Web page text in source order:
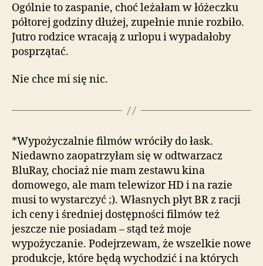
Ogólnie to zaspanie, choć leżałam w łóżeczku
półtorej godziny dłużej, zupełnie mnie rozbiło.
Jutro rodzice wracają z urlopu i wypadałoby
posprzątać.
Nie chce mi się nic.
*Wypożyczalnie filmów wróciły do łask.
Niedawno zaopatrzyłam się w odtwarzacz
BluRay, chociaż nie mam zestawu kina
domowego, ale mam telewizor HD i na razie
musi to wystarczyć ;). Własnych płyt BR z racji
ich ceny i średniej dostępności filmów też
jeszcze nie posiadam – stąd też moje
wypożyczanie. Podejrzewam, że wszelkie nowe
produkcje, które będą wychodzić i na których